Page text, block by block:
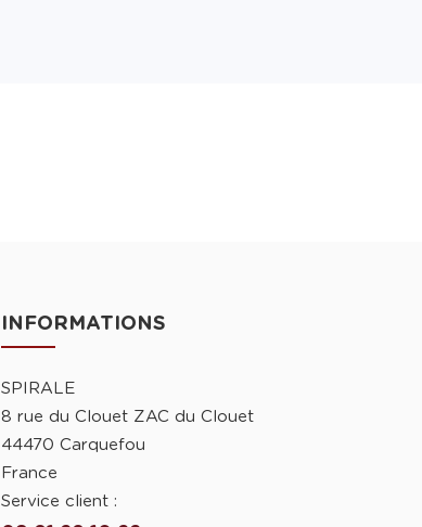
INFORMATIONS
SPIRALE
8 rue du Clouet ZAC du Clouet
44470 Carquefou
France
Service client :